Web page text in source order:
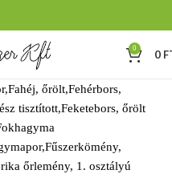
0 0
őrölt,Fehérbors,
tisztított,Feketebors, őrölt
őrlemény, 1. osztályú